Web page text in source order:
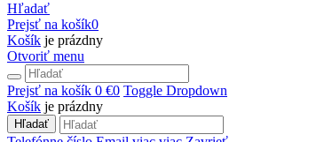
Hľadať
Prejsť na košík0
Košík je prázdny
Otvoriť menu
Prejsť na košík 0 €0 Toggle Dropdown
Košík je prázdny
Hľadať